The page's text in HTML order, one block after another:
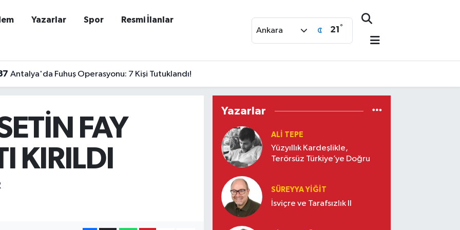
Yazarlar Spor Resmi İlanlar
Ankara 21 °
Antalya'da Fuhuş Operasyonu: 7 Kişi Tutuklandı!
FAY
KIRILDI
Yazarlar
ALI TEPE
Yüzyıllık Kardeşlikle,
Terörsüz Türkiye’ye Doğru
SÜREYYA YIĞIT
İsviçre ve Tarafsızlık II